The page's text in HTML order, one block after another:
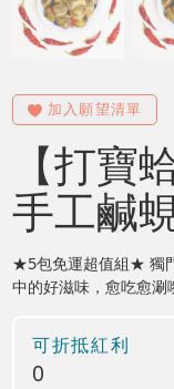
【打寶
手工鹹
★5包免運超值組★ 獨
中的好滋味，愈吃愈涮
可折抵紅利
0